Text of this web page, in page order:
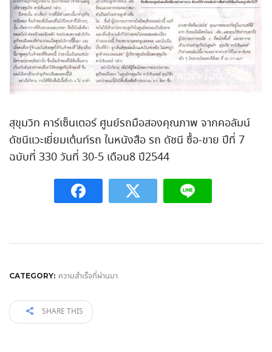
สุขุมวิท คาร์เซ็นเตอร์ ศูนย์รถมือสองคุณภาพ จากคอลัมน์
ดัชนีแวะเยี่ยมเต้นท์รถ ในหนังสือ รถ ดัชนี ซื้อ-ขาย ปีที่ 7
ฉบับที่ 330 วันที่ 30-5 เดือน8 ปี2544
CATEGORY: ความสำเร็จที่ผ่านมา
SHARE THIS